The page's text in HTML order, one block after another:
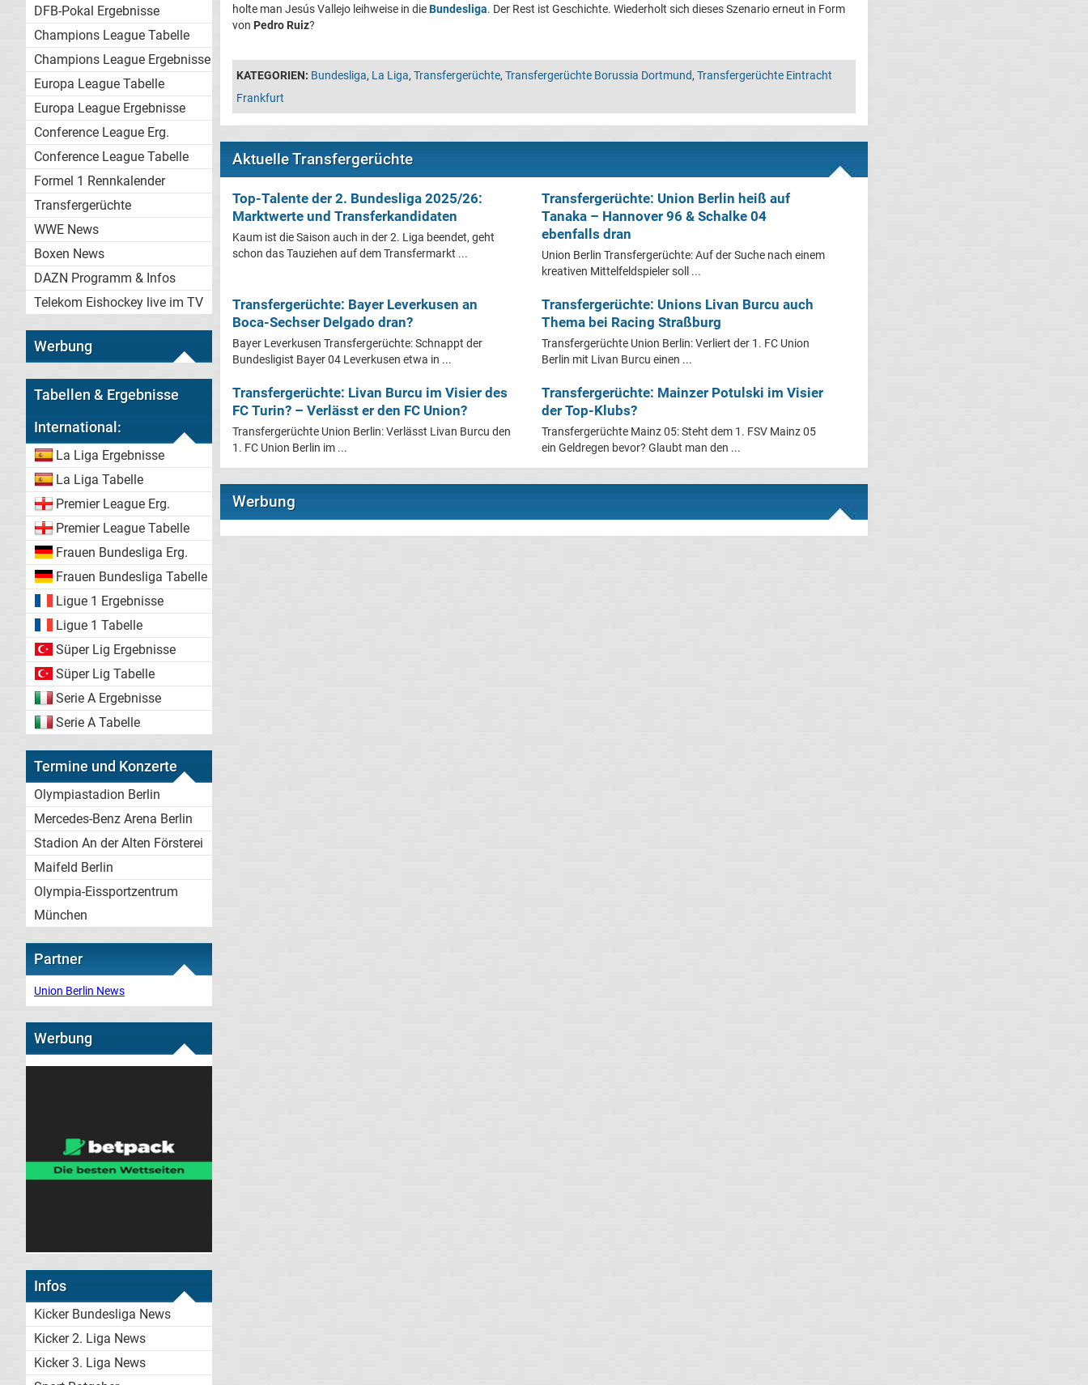
DFB-Pokal Ergebnisse
Champions League Tabelle
Champions League Ergebnisse
Europa League Tabelle
Europa League Ergebnisse
Conference League Erg.
Conference League Tabelle
Formel 1 Rennkalender
Transfergerüchte
WWE News
Boxen News
DAZN Programm & Infos
Telekom Eishockey live im TV
Werbung
Tabellen & Ergebnisse
International:
La Liga Ergebnisse
La Liga Tabelle
Premier League Erg.
Premier League Tabelle
Frauen Bundesliga Erg.
Frauen Bundesliga Tabelle
Ligue 1 Ergebnisse
Ligue 1 Tabelle
Süper Lig Ergebnisse
Süper Lig Tabelle
Serie A Ergebnisse
Serie A Tabelle
Termine und Konzerte
Olympiastadion Berlin
Mercedes-Benz Arena Berlin
Stadion An der Alten Försterei
Maifeld Berlin
Olympia-Eissportzentrum
München
Partner
Union Berlin News
Werbung
Infos
Kicker Bundesliga News
Kicker 2. Liga News
Kicker 3. Liga News
holte man Jesús Vallejo leihweise in dieBundesliga. Der Rest ist Geschichte. Wiederholt sich dieses Szenario erneut in Form
von Pedro Ruiz?
KATEGORIEN: Bundesliga, La Liga, Transfergerüchte, Transfergerüchte Borussia Dortmund, Transfergerüchte Eintracht
Frankfurt
Aktuelle Transfergerüchte
Top-Talente der 2. Bundesliga 2025/26:
Marktwerte und Transferkandidaten
Kaum ist die Saison auch in der 2. Liga beendet, geht
schon das Tauziehen auf dem Transfermarkt ...
Transfergerüchte: Union Berlin heiß auf
Tanaka – Hannover 96 & Schalke 04
ebenfalls dran
Union Berlin Transfergerüchte: Auf der Suche nach einem
kreativen Mittelfeldspieler soll ...
Transfergerüchte: Bayer Leverkusen an
Boca-Sechser Delgado dran?
Bayer Leverkusen Transfergerüchte: Schnappt der
Bundesligist Bayer 04 Leverkusen etwa in ...
Transfergerüchte: Unions Livan Burcu auch
Thema bei Racing Straßburg
Transfergerüchte Union Berlin: Verliert der 1. FC Union
Berlin mit Livan Burcu einen ...
Transfergerüchte: Livan Burcu im Visier des
FC Turin? – Verlässt er den FC Union?
Transfergerüchte Union Berlin: Verlässt Livan Burcu den
1. FC Union Berlin im ...
Transfergerüchte: Mainzer Potulski im Visier
der Top-Klubs?
Transfergerüchte Mainz 05: Steht dem 1. FSV Mainz 05
ein Geldregen bevor? Glaubt man den ...
Werbung